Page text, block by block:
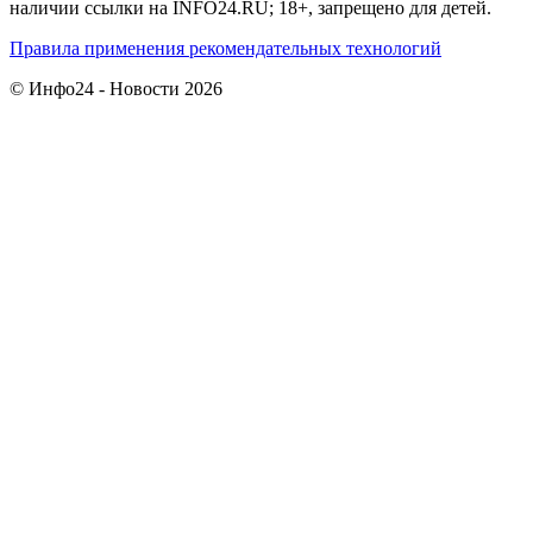
наличии ссылки на INFO24.RU; 18+, запрещено для детей.
Правила применения рекомендательных технологий
© Инфо24 - Новости 2026